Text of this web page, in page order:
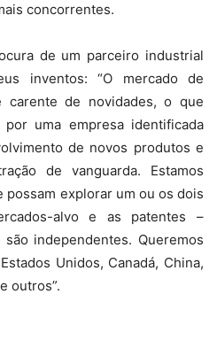
concorrentes.
de um parceiro industrial
inventos: “O mercado de
carente de novidades, o que
uma empresa identificada
de novos produtos e
de vanguarda. Estamos
explorar um ou os dois
alvo e as patentes –
independentes. Queremos
Unidos, Canadá, China,
outros”.